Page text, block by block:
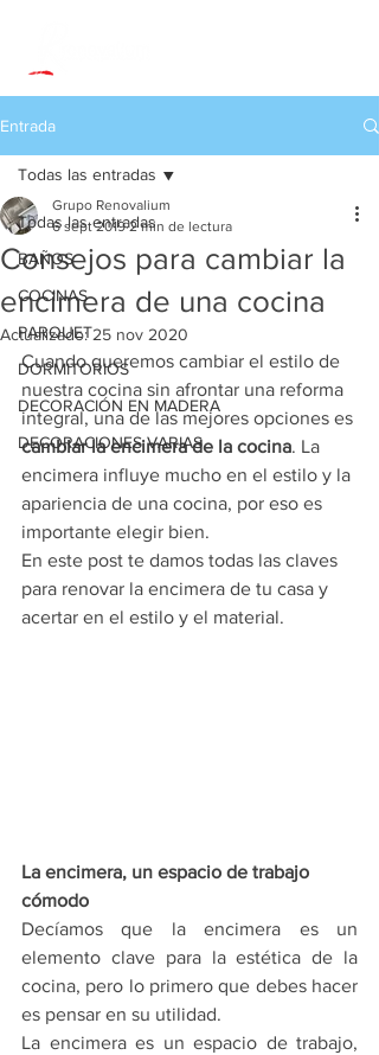
Entrada
Todas las entradas
BAÑOS
COCINAS
PARQUET
DORMITORIOS
DECORACIÓN EN MADERA
DECORACIONES VARIAS
Todas las entradas
Consejos para cambiar la
encimera de una cocina
Grupo Renovalium
6 sept 2019 2 min de lectura
Actualizado:25 nov 2020
Cuando queremos cambiar el estilo de
nuestra cocina sin afrontar una reforma
integral, una de las mejores opciones es
cambiar la encimera de la cocina. La
encimera influye mucho en el estilo y la
apariencia de una cocina, por eso es
importante elegir bien.
En este post te damos todas las claves
para renovar la encimera de tu casa y
acertar en el estilo y el material.
La encimera, un espacio de trabajo
cómodo
Decíamos que la encimera es un
elemento clave para la estética de la
cocina, pero lo primero que debes hacer
es pensar en su utilidad.
La encimera es un espacio de trabajo,